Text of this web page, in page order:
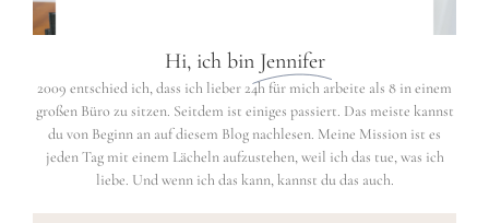
Hi, ich bin Jennifer
2009 entschied ich, dass ich lieber 24h für mich arbeite als 8 in einem
großen Büro zu sitzen. Seitdem ist einiges passiert. Das meiste kannst
du von Beginn an auf diesem Blog nachlesen. Meine Mission ist es
jeden Tag mit einem Lächeln aufzustehen, weil ich das tue, was ich
liebe. Und wenn ich das kann, kannst du das auch.